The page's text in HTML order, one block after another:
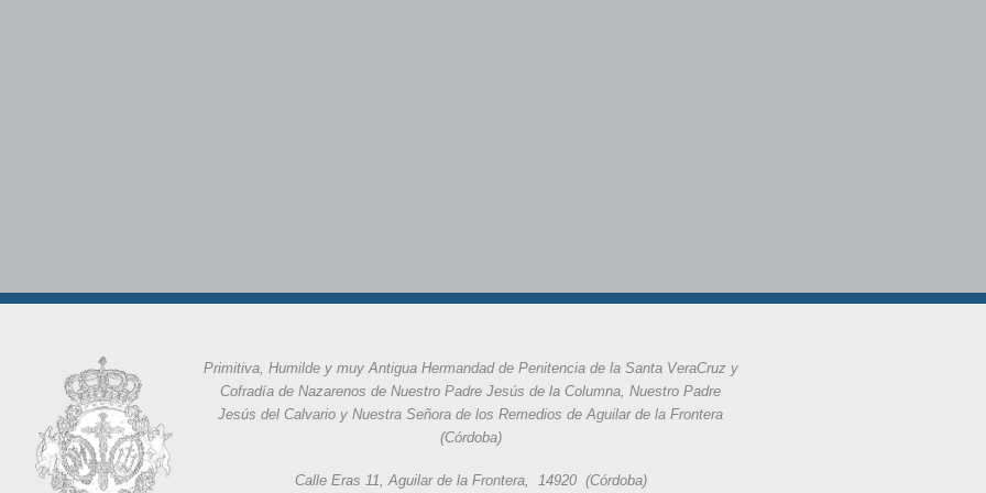
Primitiva, Humilde y muy Antigua Hermandad de Penitencia de la Santa VeraCruz y
Cofradía de Nazarenos de Nuestro Padre Jesús de la Columna, Nuestro Padre
Jesús del Calvario y Nuestra Señora de los Remedios de Aguilar de la Frontera
(Córdoba)
Calle Eras 11,Aguilar de la Frontera, 14920 (Córdoba)